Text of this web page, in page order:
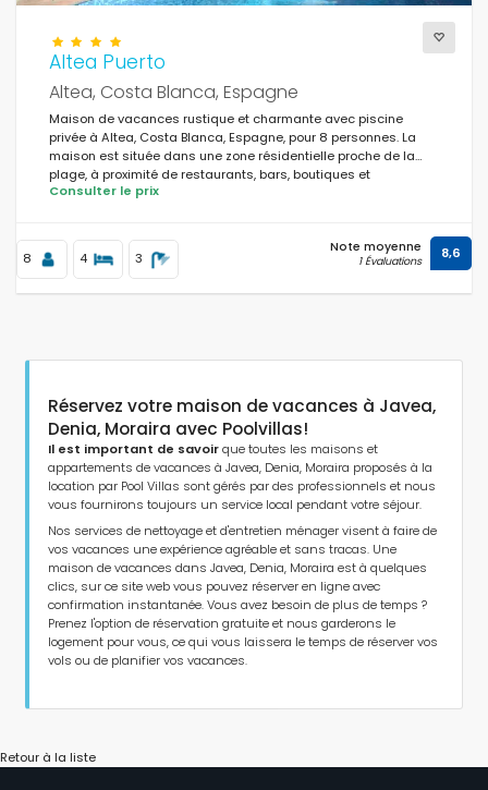
La moitié du tableau
Remises spéciales
Altea Puerto
Altea, Costa Blanca, Espagne
Maison de vacances rustique et charmante avec piscine
privée à Altea, Costa Blanca, Espagne, pour 8 personnes. La
maison est située dans une zone résidentielle proche de la
plage, à proximité de restaurants, bars, boutiques et
supermarchés, et se trouve à 200 m de la plage d'Altea.
Consulter le prix
8 4 3
Note moyenne
1 Évaluations 8,6
Réservez votre maison de vacances à Javea,
Denia, Moraira avec Poolvillas!
Il est important de savoirque toutes les maisons et
appartements de vacances à Javea, Denia, Moraira proposés à la
location par Pool Villas sont gérés par des professionnels et nous
vous fournirons toujours un service local pendant votre séjour.
Nos services de nettoyage et d'entretien ménager visent à faire de
vos vacances une expérience agréable et sans tracas. Une
maison de vacances dans Javea, Denia, Moraira est à quelques
clics, sur ce site web vous pouvez réserver en ligne avec
confirmation instantanée. Vous avez besoin de plus de temps ?
Prenez l'option de réservation gratuite et nous garderons le
logement pour vous, ce qui vous laissera le temps de réserver vos
vols ou de planifier vos vacances.
Retour à la liste